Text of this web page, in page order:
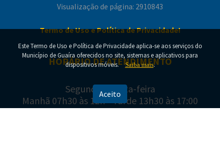
Visualização de página: 2910843
Termo de Uso e Política de Privacidade!
HORÁRIO DE ATENDIMENTO
Segunda a Sexta-feira
Manhã 07h30 às 12h - Tarde 13h30 às 17:00
Este Termo de Uso e Política de Privacidade aplica-se aos serviços do
Município de Guaíra oferecidos no site, sistemas e aplicativos para
dispositivos móveis.
Saiba mais.
Aceito